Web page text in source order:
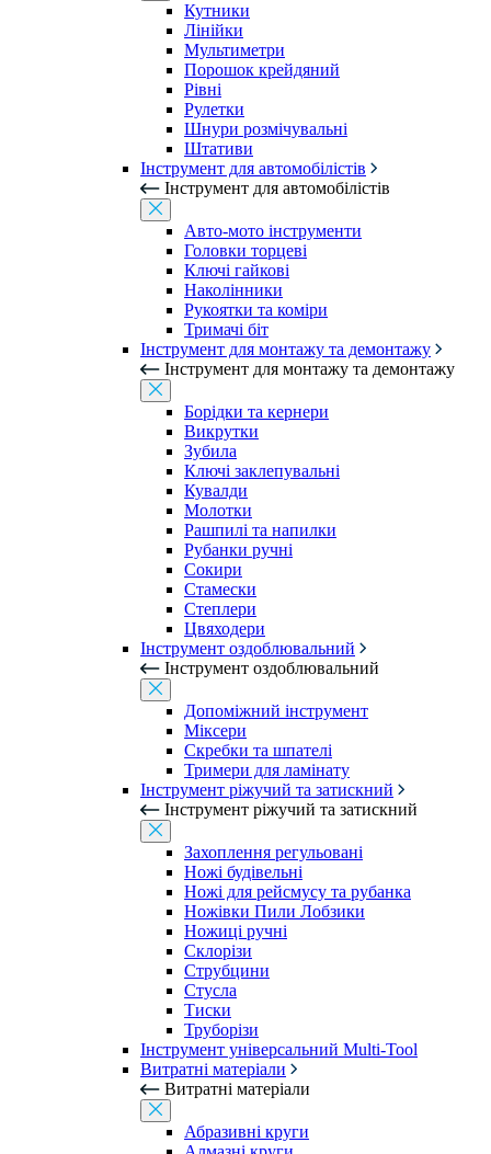
Кутники
Лінійки
Мультиметри
Порошок крейдяний
Рівні
Рулетки
Шнури розмічувальні
Штативи
Інструмент для автомобілістів
Інструмент для автомобілістів
Авто-мото інструменти
Головки торцеві
Ключі гайкові
Наколінники
Рукоятки та коміри
Тримачі біт
Інструмент для монтажу та демонтажу
Інструмент для монтажу та демонтажу
Борідки та кернери
Викрутки
Зубила
Ключі заклепувальні
Кувалди
Молотки
Рашпилі та напилки
Рубанки ручні
Сокири
Стамески
Степлери
Цвяходери
Інструмент оздоблювальний
Інструмент оздоблювальний
Допоміжний інструмент
Міксери
Скребки та шпателі
Тримери для ламінату
Інструмент ріжучий та затискний
Інструмент ріжучий та затискний
Захоплення регульовані
Ножі будівельні
Ножі для рейсмусу та рубанка
Ножівки Пили Лобзики
Ножиці ручні
Склорізи
Струбцини
Стусла
Тиски
Труборізи
Інструмент універсальний Multi-Tool
Витратні матеріали
Витратні матеріали
Абразивні круги